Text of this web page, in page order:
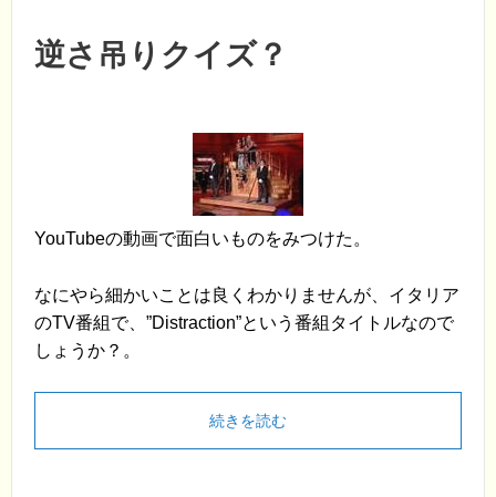
逆さ吊りクイズ？
YouTubeの動画で面白いものをみつけた。
なにやら細かいことは良くわかりませんが、イタリア
のTV番組で、”Distraction”という番組タイトルなので
しょうか？。
続きを読む